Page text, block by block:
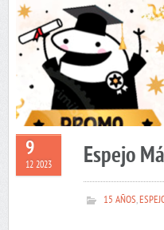
9
12 2023 Espejo
15 AÑOS,